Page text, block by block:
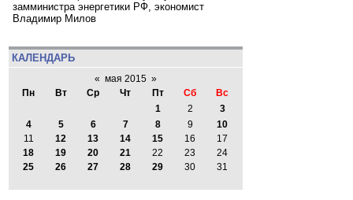
замминистра энергетики РФ, экономист
Владимир Милов
КАЛЕНДАРЬ
« мая 2015 »
Пн
Вт Ср Чт Пт Сб
Вс
1
2
3
4
5 6 7 8 9
10
11
12 13 14 15 16
17
18
19 20 21 22 23
24
25
26 27 28 29 30 31